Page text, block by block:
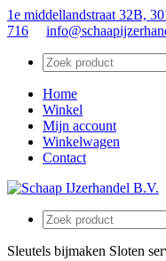
1e middellandstraat 32B,
716
Home
Winkel
Mijn account
Winkelwagen
Contact
Sleutels bijmaken Sloten